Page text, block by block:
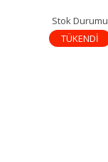
Stok Durumu
TÜKENDİ